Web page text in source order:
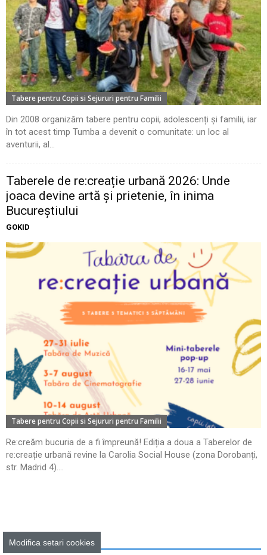
Tabere pentru Copii si Sejururi pentru Familii
Din 2008 organizăm tabere pentru copii, adolescenți și familii, iar
în tot acest timp Tumba a devenit o comunitate: un loc al
aventurii, al...
Taberele de re:creație urbană 2026: Unde
joaca devine artă și prietenie, în inima
Bucureștiului
GOKID
Tabere pentru Copii si Sejururi pentru Familii
Re:creăm bucuria de a fi împreună! Ediția a doua a Taberelor de
re:creație urbană revine la Carolia Social House (zona Dorobanți,
str. Madrid 4)....
Recomandări
Modifica setari cookies